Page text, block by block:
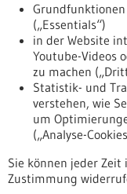
Nach oben
Informiert
(„Essentials“)
in der Website
Youtube-Videos
zu machen
Statistik- und
verstehen, wie
um
(„Analyse-
Sie können jeder Zeit
Zustimmung